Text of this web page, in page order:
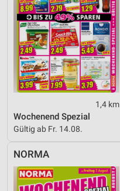
1,4 km
Wochenend Spezial
Gültig ab Fr. 14.08.
NORMA